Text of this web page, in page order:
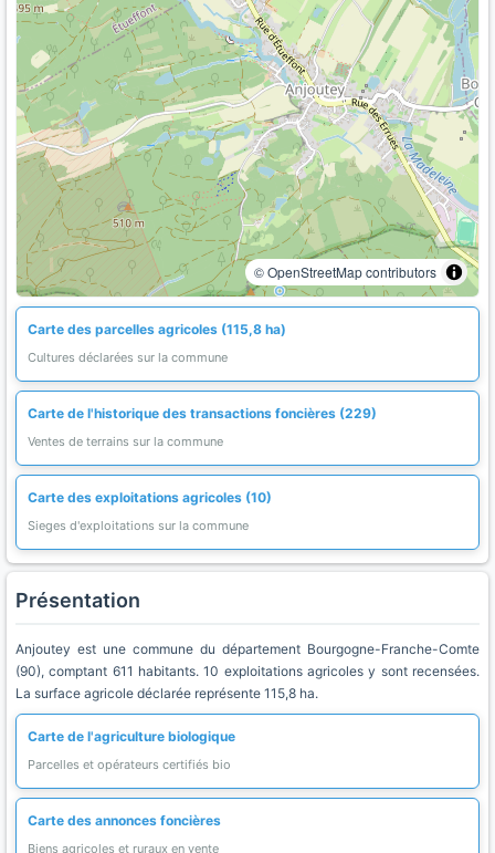
© OpenStreetMap contributors
Carte des parcelles agricoles (115,8 ha)
Cultures déclarées sur la commune
Carte de l'historique des transactions foncières (229)
Ventes de terrains sur la commune
Carte des exploitations agricoles (10)
Sieges d'exploitations sur la commune
Présentation
Anjoutey est une commune du département Bourgogne-Franche-Comte
(90), comptant 611 habitants. 10 exploitations agricoles y sont recensées.
La surface agricole déclarée représente 115,8 ha.
Carte de l'agriculture biologique
Parcelles et opérateurs certifiés bio
Carte des annonces foncières
Biens agricoles et ruraux en vente